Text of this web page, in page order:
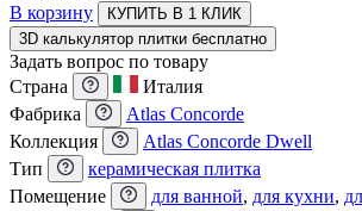
В корзину
КУПИТЬ В 1 КЛИК
3D калькулятор плитки бесплатно
Задать вопрос по товару
Страна
Италия
Фабрика
Atlas Concorde
Коллекция
Atlas Concorde Dwell
Тип
керамическая плитка
Помещение
для ванной, для кухни,